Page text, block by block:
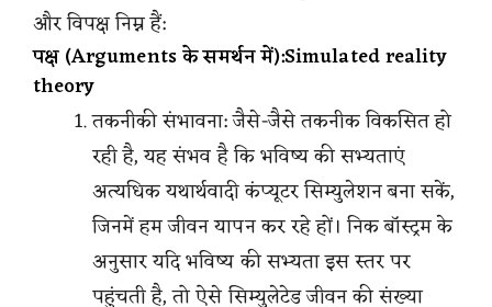
और विपक्ष निम्न हैं:
पक्ष (Arguments के समर्थन में):Simulated reality
theory
तकनीकी संभावना: जैसे-जैसे तकनीक विकसित हो
रही है, यह संभव है कि भविष्य की सभ्यताएं
अत्यधिक यथार्थवादी कंप्यूटर सिम्युलेशन बना सकें,
जिनमें हम जीवन यापन कर रहे हों। निक बॉस्ट्रम के
अनुसार यदि भविष्य की सभ्यता इस स्तर पर
पहुंचती है, तो ऐसे सिम्युलेटेड जीवन की संख्या